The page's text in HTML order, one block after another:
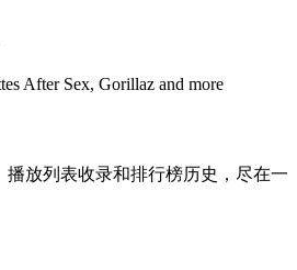
After Sex, Gorillaz and more
放列表收录和排行榜历史，尽在一